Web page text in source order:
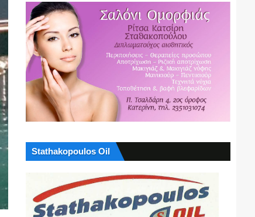
Stathakopoulos Oil